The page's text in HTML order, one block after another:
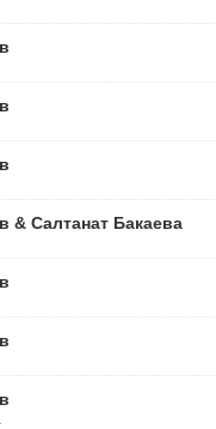
& Салтанат Бакаева